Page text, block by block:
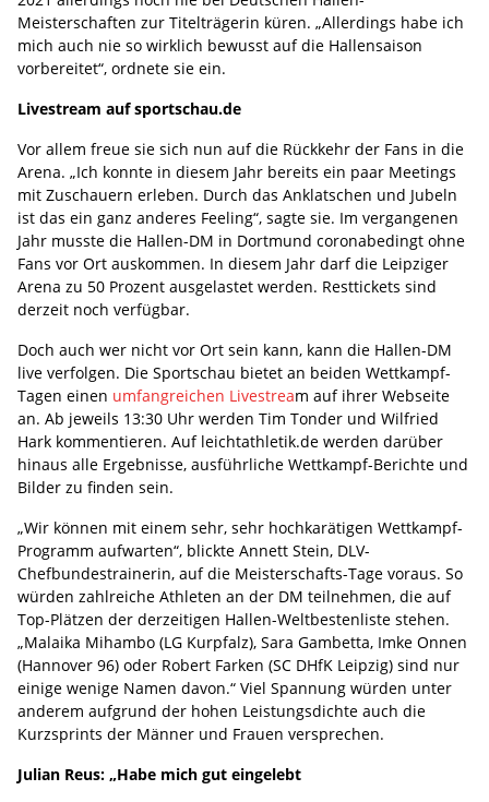
Meisterschaften zur Titelträgerin küren. „Allerdings habe ich
mich auch nie so wirklich bewusst auf die Hallensaison
vorbereitet“, ordnete sie ein.
Livestream auf sportschau.de
Vor allem freue sie sich nun auf die Rückkehr der Fans in die
Arena. „Ich konnte in diesem Jahr bereits ein paar Meetings
mit Zuschauern erleben. Durch das Anklatschen und Jubeln
ist das ein ganz anderes Feeling“, sagte sie. Im vergangenen
Jahr musste die Hallen-DM in Dortmund coronabedingt ohne
Fans vor Ort auskommen. In diesem Jahr darf die Leipziger
Arena zu 50 Prozent ausgelastet werden. Resttickets sind
derzeit noch verfügbar.
Doch auch wer nicht vor Ort sein kann, kann die Hallen-DM
live verfolgen. Die Sportschau bietet an beiden Wettkampf-
Tagen einen umfangreichen Livestream auf ihrer Webseite
an. Ab jeweils 13:30 Uhr werden Tim Tonder und Wilfried
Hark kommentieren. Auf leichtathletik.de werden darüber
hinaus alle Ergebnisse, ausführliche Wettkampf-Berichte und
Bilder zu finden sein.
„Wir können mit einem sehr, sehr hochkarätigen Wettkampf-
Programm aufwarten“, blickte Annett Stein, DLV-
Chefbundestrainerin, auf die Meisterschafts-Tage voraus. So
würden zahlreiche Athleten an der DM teilnehmen, die auf
Top-Plätzen der derzeitigen Hallen-Weltbestenliste stehen.
„Malaika Mihambo (LG Kurpfalz), Sara Gambetta, Imke Onnen
(Hannover 96) oder Robert Farken (SC DHfK Leipzig) sind nur
einige wenige Namen davon.“ Viel Spannung würden unter
anderem aufgrund der hohen Leistungsdichte auch die
Kurzsprints der Männer und Frauen versprechen.
Julian Reus: „Habe mich gut eingelebt